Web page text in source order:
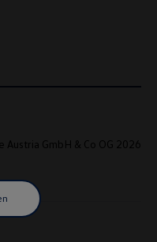
Austria GmbH & Co OG 2026